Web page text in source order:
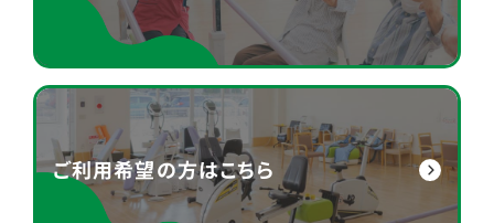
ご利用希望の方はこちら